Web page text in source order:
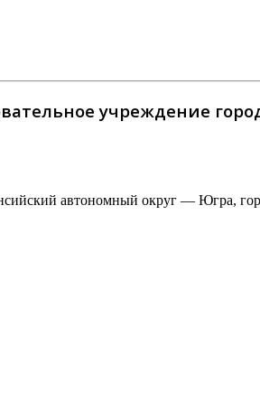
учреждение
автономный округ — Югра,